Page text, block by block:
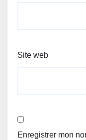
Site web
Enregistrer mon